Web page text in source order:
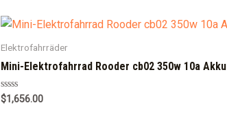
0
o
t
f
5
Elektrofahrräder
Mini-Elektrofahrrad Rooder cb02 350w 10a Akku
R
a
$1,656.00